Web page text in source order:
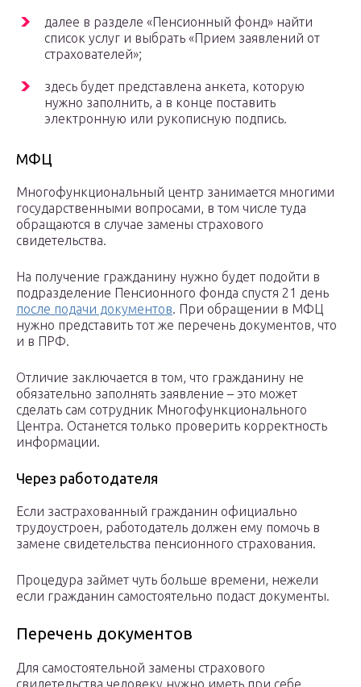
далее в разделе «Пенсионный фонд» найти
список услуг и выбрать «Прием заявлений от
страхователей»;
здесь будет представлена анкета, которую
нужно заполнить, а в конце поставить
электронную или рукописную подпись.
МФЦ
Многофункциональный центр занимается многими
государственными вопросами, в том числе туда
обращаются в случае замены страхового
свидетельства.
На получение гражданину нужно будет подойти в
подразделение Пенсионного фонда спустя 21 день
после подачи документов. При обращении в МФЦ
нужно представить тот же перечень документов, что
и в ПРФ.
Отличие заключается в том, что гражданину не
обязательно заполнять заявление – это может
сделать сам сотрудник Многофункционального
Центра. Останется только проверить корректность
информации.
Через работодателя
Если застрахованный гражданин официально
трудоустроен, работодатель должен ему помочь в
замене свидетельства пенсионного страхования.
Процедура займет чуть больше времени, нежели
если гражданин самостоятельно подаст документы.
Перечень документов
Для самостоятельной замены страхового
свидетельства человеку нужно иметь при себе